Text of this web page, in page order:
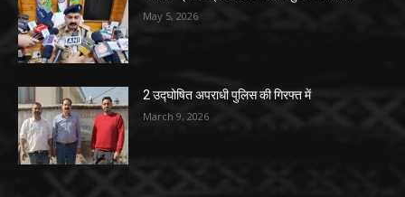
May 5, 2026
2 उद्घोषित अपराधी पुलिस की गिरफ्त में
March 9, 2026